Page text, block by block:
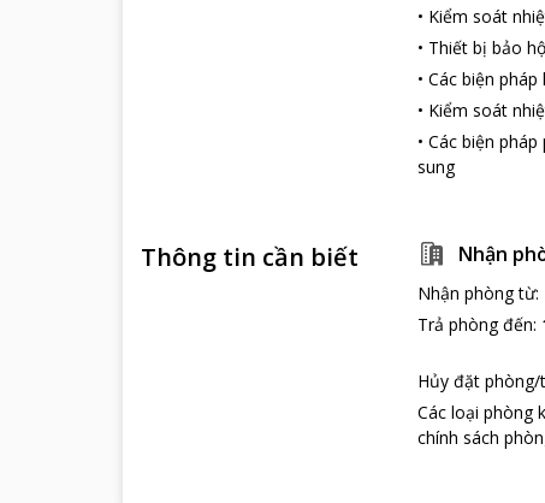
• Kiểm soát
• Thiết bị bảo
• Các biện
• Kiểm soát
• Các biện pháp
sung
Thông tin cần biết Nhận
Nhận phòng từ:
Trả phòng đến:
Hủy đặt
Các loại phòng
chính sách